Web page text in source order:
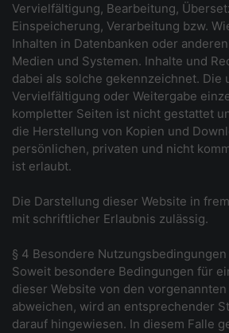
Vervielfältigung, Bearbeitung,
Einspeicherung, Verarbeitung bzw.
Inhalten in Datenbanken oder
Medien und Systemen. Inhalte und
dabei als solche gekennzeichnet. Die
Vervielfältigung oder Weitergabe
kompletter Seiten ist nicht gestattet
die Herstellung von Kopien und
persönlichen, privaten und nicht
ist erlaubt.
Die Darstellung dieser Website in
mit schriftlicher Erlaubnis zulässig.
§ 4 Besondere Nutzungsbedingungen
Soweit besondere Bedingungen für
dieser Website von den
abweichen, wird an entsprechender
darauf hingewiesen. In diesem Falle